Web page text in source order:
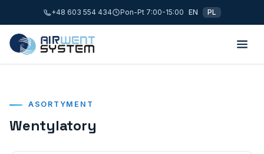
+48 603 554 434 Pon-Pt 7:00-15:00 EN PL
ASORTYMENT
Wentylatory